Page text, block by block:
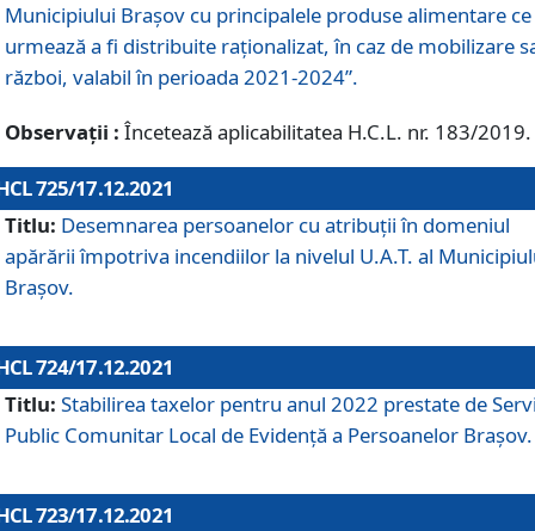
Municipiului Braşov cu principalele produse alimentare ce
urmează a fi distribuite raționalizat, în caz de mobilizare
război, valabil în perioada 2021-2024”.
Observații : Încetează aplicabilitatea H.C.L. nr. 183/2019.
725/17.12.2021
Titlu: Desemnarea persoanelor cu atribuții în domeniul
apărării împotriva incendiilor la nivelul U.A.T. al
Brașov.
724/17.12.2021
Titlu: Stabilirea taxelor pentru anul 2022 prestate de
Public Comunitar Local de Evidență a Persoanelor Braşov.
723/17.12.2021